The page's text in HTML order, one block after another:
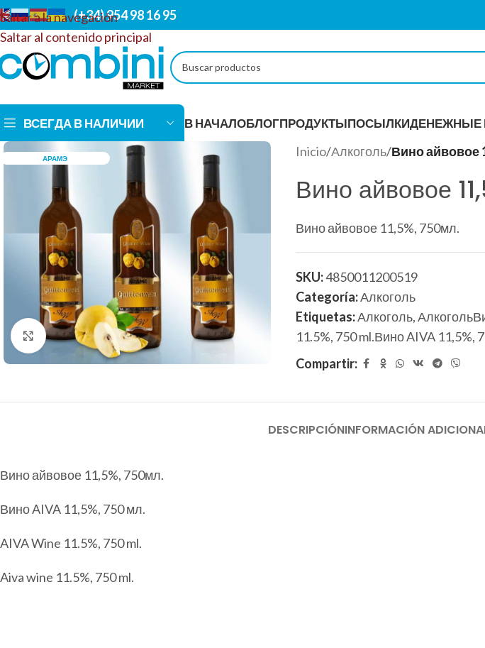
Saltar a la navegación
Saltar al contenido principal
(+34) 954 98 16 95
ВСЕГДА В НАЛИЧИИ
АЛКОГОЛЬНЫЕ НАПИТКИ
Магазин COMBINI предлагает эксклюзивный
ассортимент алкогольных напитков! Изысканные
вина, элитные виски, роскошное шампанское и
другие не менее замечательные напитки, которые
удовлетворят самые разные вкусы. Мы
предлагаем качественные и известные бренды,
чтобы удовлетворить даже самого
требовательного гурмана.
В НАЧАЛОБЛОГПРОДУКТЫПОСЫЛКИДЕНЕЖНЫЕ
АРАМЭ
Haga clic para ampliar
Inicio/Алкоголь/Вино айвовое
Вино айвовое
Вино айвовое 11,5%, 750мл.
SKU:4850011200519
Categoría:Алкоголь
Etiquetas:Алкоголь,
11.5%, 750 ml.Вино AIVA 11,5%,
Compartir:
DESCRIPCIÓNINFORMACIÓN
Вино айвовое 11,5%, 750мл.
Вино AIVA 11,5%, 750 мл.
AIVA Wine 11.5%, 750 ml.
Aiva wine 11.5%, 750 ml.